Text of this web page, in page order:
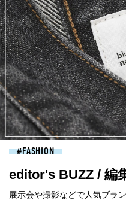
FASHION
editor's BUZZ / 編
展示会や撮影などで人気ブラ